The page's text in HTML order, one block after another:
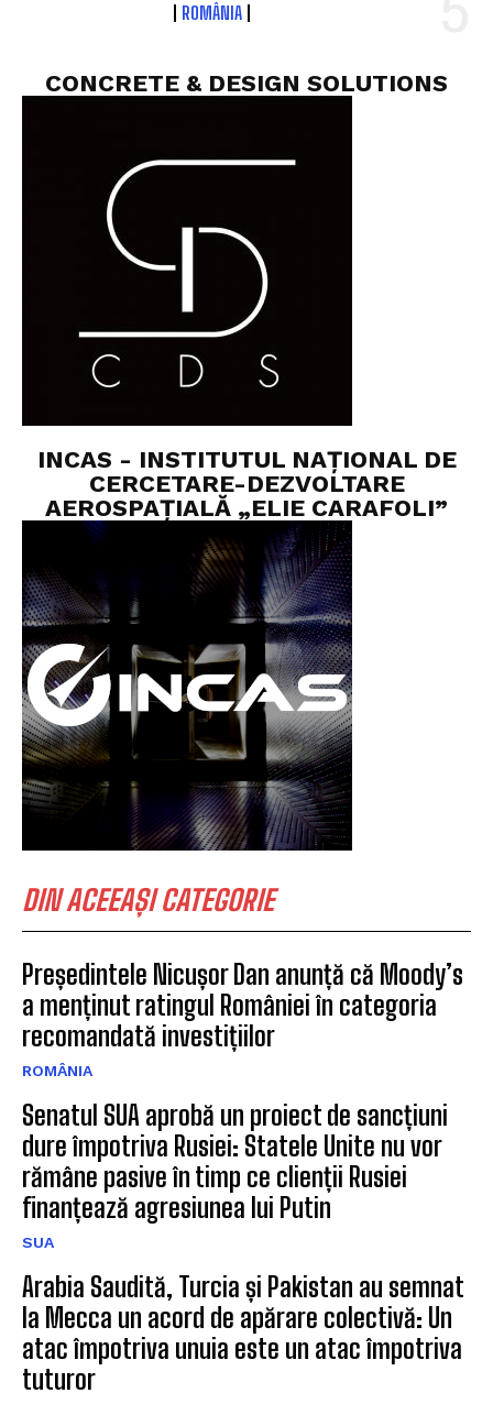
ROMÂNIA
CONCRETE & DESIGN SOLUTIONS
INCAS - INSTITUTUL NAȚIONAL DE
CERCETARE-DEZVOLTARE
AEROSPAȚIALĂ „ELIE CARAFOLI”
DIN ACEEAȘI CATEGORIE
Președintele Nicușor Dan anunță că Moody’s
a menținut ratingul României în categoria
recomandată investițiilor
ROMÂNIA
Senatul SUA aprobă un proiect de sancțiuni
dure împotriva Rusiei: Statele Unite nu vor
rămâne pasive în timp ce clienții Rusiei
finanțează agresiunea lui Putin
SUA
Arabia Saudită, Turcia și Pakistan au semnat
la Mecca un acord de apărare colectivă: Un
atac împotriva unuia este un atac împotriva
tuturor